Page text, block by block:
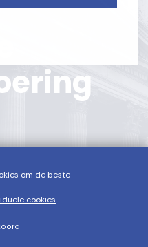
om de beste
cookies .